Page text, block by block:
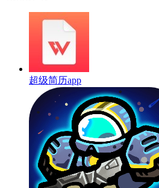
超级简历app